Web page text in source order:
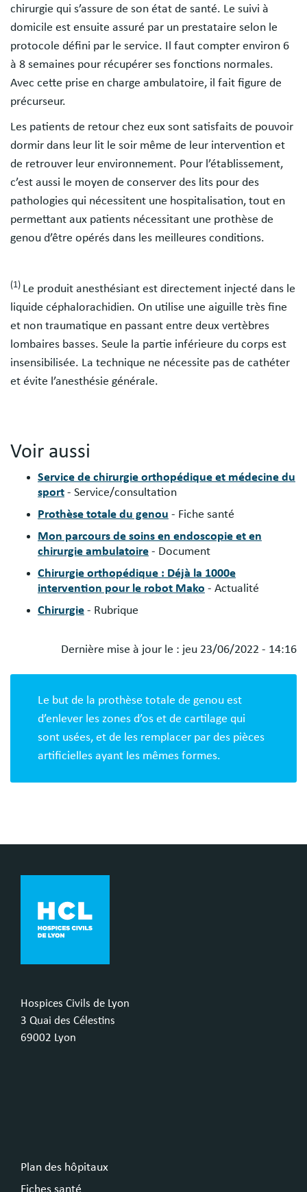
chirurgie qui s’assure de son état de santé. Le suivi à
domicile est ensuite assuré par un prestataire selon le
protocole défini par le service. Il faut compter environ 6
à 8 semaines pour récupérer ses fonctions normales.
Avec cette prise en charge ambulatoire, il fait figure de
précurseur.
Les patients de retour chez eux sont satisfaits de pouvoir
dormir dans leur lit le soir même de leur intervention et
de retrouver leur environnement. Pour l’établissement,
c’est aussi le moyen de conserver des lits pour des
pathologies qui nécessitent une hospitalisation, tout en
permettant aux patients nécessitant une prothèse de
genou d’être opérés dans les meilleures conditions.
(1) Le produit anesthésiant est directement injecté dans le
liquide céphalorachidien. On utilise une aiguille très fine
et non traumatique en passant entre deux vertèbres
lombaires basses. Seule la partie inférieure du corps est
insensibilisée. La technique ne nécessite pas de cathéter
et évite l’anesthésie générale.
Voir aussi
Service de chirurgie orthopédique et médecine du
sport - Service/consultation
Prothèse totale du genou - Fiche santé
Mon parcours de soins en endoscopie et en
chirurgie ambulatoire - Document
Chirurgie orthopédique : Déjà la 1000e
intervention pour le robot Mako - Actualité
Chirurgie - Rubrique
Dernière mise à jour le : jeu 23/06/2022 - 14:16
Le but de la prothèse totale de genou est
d’enlever les zones d’os et de cartilage qui
sont usées, et de les remplacer par des pièces
artificielles ayant les mêmes formes.
Hospices Civils de Lyon
3 Quai des Célestins
69002 Lyon
Plan des hôpitaux
Fiches santé